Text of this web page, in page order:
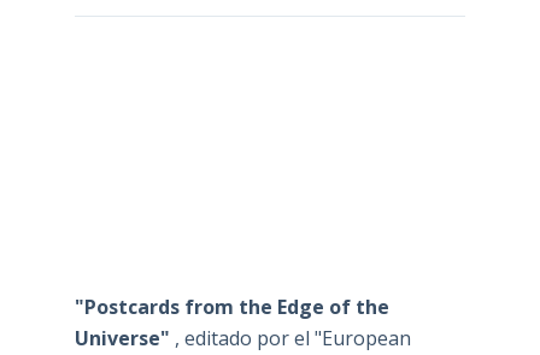
"Postcards from the Edge of the
Universe" , editado por el "European